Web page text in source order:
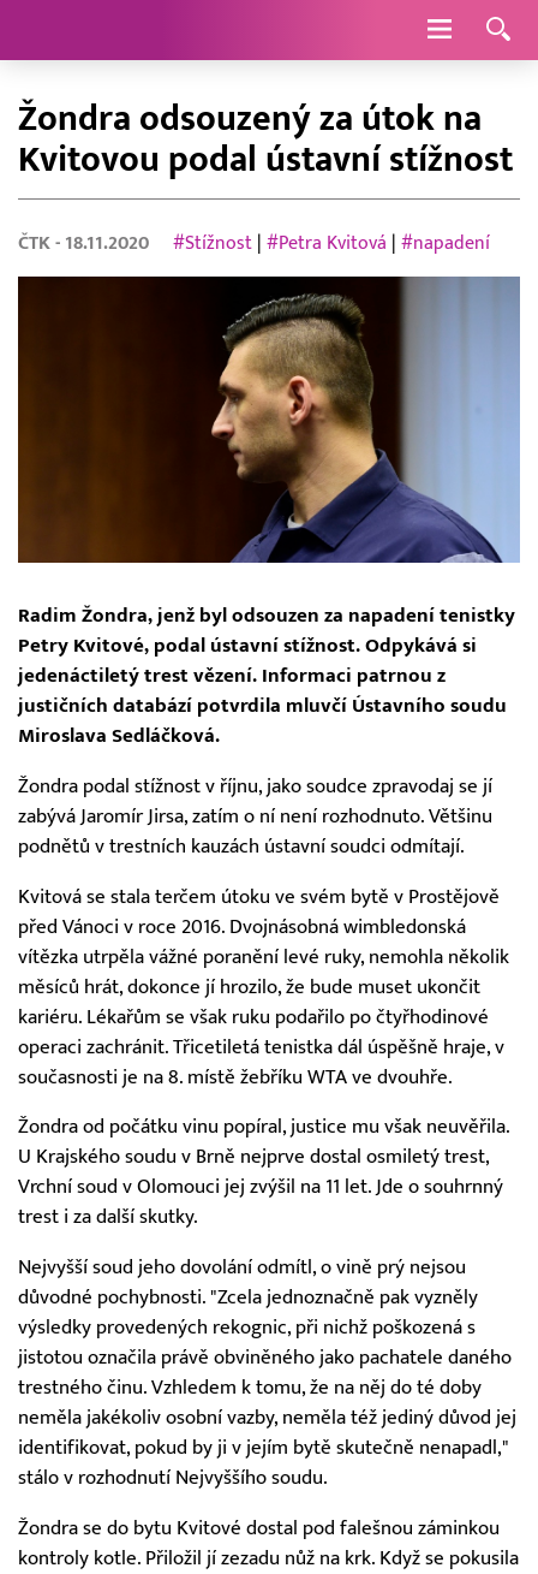
Navigace
Žondra odsouzený za útok na
Kvitovou podal ústavní stížnost
ČTK - 18.11.2020 #Stížnost |#Petra Kvitová |#napadení
Radim Žondra, jenž byl odsouzen za napadení tenistky
Petry Kvitové, podal ústavní stížnost. Odpykává si
jedenáctiletý trest vězení. Informaci patrnou z
justičních databází potvrdila mluvčí Ústavního soudu
Miroslava Sedláčková.
Žondra podal stížnost v říjnu, jako soudce zpravodaj se jí
zabývá Jaromír Jirsa, zatím o ní není rozhodnuto. Většinu
podnětů v trestních kauzách ústavní soudci odmítají.
Kvitová se stala terčem útoku ve svém bytě v Prostějově
před Vánoci v roce 2016. Dvojnásobná wimbledonská
vítězka utrpěla vážné poranění levé ruky, nemohla několik
měsíců hrát, dokonce jí hrozilo, že bude muset ukončit
kariéru. Lékařům se však ruku podařilo po čtyřhodinové
operaci zachránit. Třicetiletá tenistka dál úspěšně hraje, v
současnosti je na 8. místě žebříku WTA ve dvouhře.
Žondra od počátku vinu popíral, justice mu však neuvěřila.
U Krajského soudu v Brně nejprve dostal osmiletý trest,
Vrchní soud v Olomouci jej zvýšil na 11 let. Jde o souhrnný
trest i za další skutky.
Nejvyšší soud jeho dovolání odmítl, o vině prý nejsou
důvodné pochybnosti. "Zcela jednoznačně pak vyzněly
výsledky provedených rekognic, při nichž poškozená s
jistotou označila právě obviněného jako pachatele daného
trestného činu. Vzhledem k tomu, že na něj do té doby
neměla jakékoliv osobní vazby, neměla též jediný důvod jej
identifikovat, pokud by ji v jejím bytě skutečně nenapadl,"
stálo v rozhodnutí Nejvyššího soudu.
Žondra se do bytu Kvitové dostal pod falešnou záminkou
kontroly kotle. Přiložil jí zezadu nůž na krk. Když se pokusila